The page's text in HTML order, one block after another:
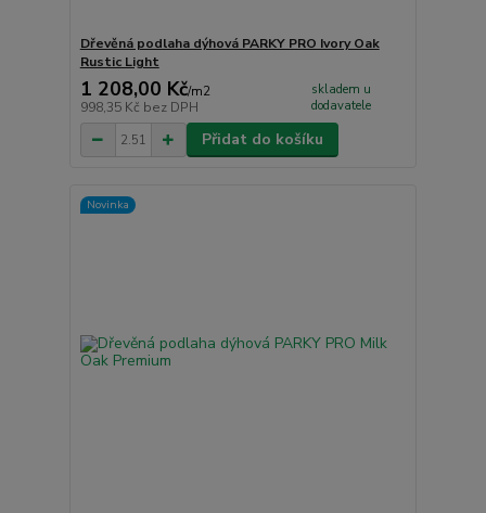
Dřevěná podlaha dýhová PARKY PRO Ivory Oak
Rustic Light
1 208,00 Kč/m2
998,35 Kč bez DPH
skladem u
dodavatele
Přidat do košíku
Novinka